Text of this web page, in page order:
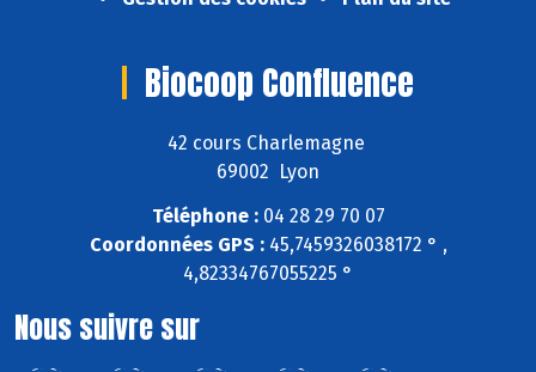
Biocoop Confluence
42 cours Charlemagne
69002 Lyon
Téléphone :04 28 29 70 07
Coordonnées GPS :45,7459326038172 ° ,
4,82334767055225 °
Nous suivre sur